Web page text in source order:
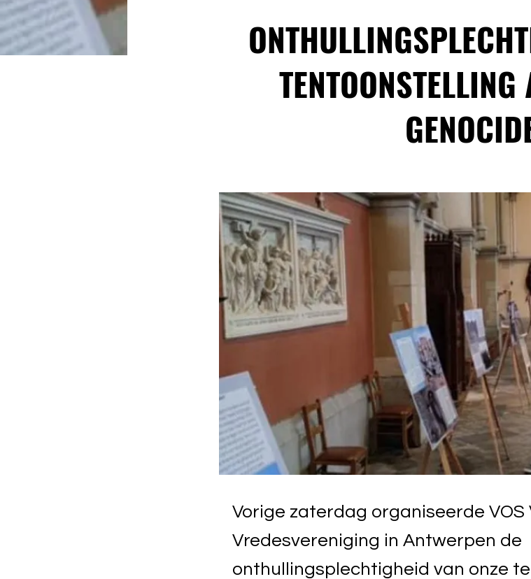
TENTOONSTELLING
Vorige zaterdag organiseerde VOS
Vredesvereniging in Antwerpen de
onthullingsplechtigheid van onze